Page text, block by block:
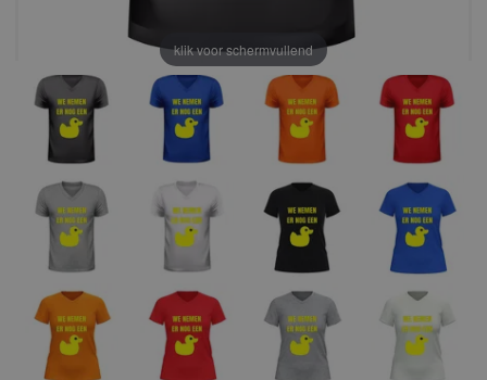
klik voor schermvullend